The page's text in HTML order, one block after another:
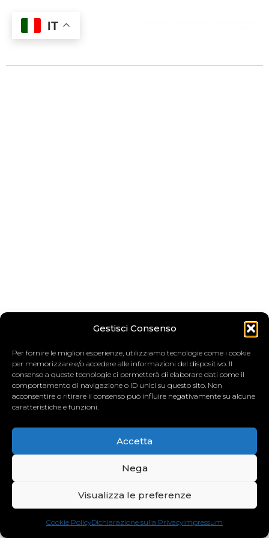
Gestisci Consenso
Per fornire le migliori esperienze, utilizziamo tecnologie come i cookie
per memorizzare e/o accedere alle informazioni del dispositivo. Il
consenso a queste tecnologie ci permetterà di elaborare dati come il
comportamento di navigazione o ID unici su questo sito. Non
acconsentire o ritirare il consenso può influire negativamente su alcune
caratteristiche e funzioni.
Accetta
Nega
Visualizza le preferenze
Cookie PolicyDichiarazione sulla PrivacyImpressum
IT